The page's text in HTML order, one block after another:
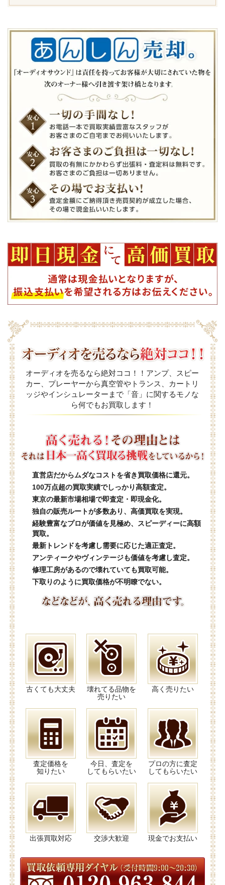
オーディオを売るなら絶対ココ！！アンプ、スピー
カー、プレーヤーから真空管やトランス、カートリ
ッジやインシュレーターまで「音」に関するモノな
ら何でもお買取します！
直営店だからムダなコストを省き買取価格に還元。
100万点超の買取実績でしっかり高額査定。
東京の最新市場相場で即査定・即現金化。
独自の販売ルートが多数あり、高価買取を実現。
経験豊富なプロが価値を見極め、スピーディーに高額
買取。
最新トレンドを考慮し需要に応じた適正査定。
アンティークやヴィンテージも価値を考慮し査定。
修理工房があるので壊れていても買取可能。
下取りのように買取価格が不明瞭でない。
古くても大丈夫
壊れてる品物を
売りたい
高く売りたい
査定価格を
知りたい
今日、査定を
してもらいたい
プロの方に査定
してもらいたい
出張買取対応 交渉大歓迎 現金でお支払い